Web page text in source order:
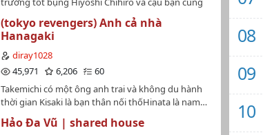
thì hên xui)BẢN EDIT CHỈ ĐƯỢC ĐĂNG DUY NHẤT
TRÊN WATTPAD, ĐỪNG MANG ĐI ĐÂU KHI CHƯA CÓ
SỰ CHO PHÉP CỦA EDITOR!!!…
trong sự vui vẻ. Có gì mong mọi người góp ý để
chỉnh sửa. Lưu ý: truyện chỉ viết và đăng ở Wattpad
vui lòng không mang đi nơi khácTên cũ: Liệu Chúng
Ta Có Thể Bên Nhau Lần NữaTên mới: Quay lại.....?
Bên nhau?…
lớp xấu tính Kisaragi Haruka...----------------------Thể
loại: Shoujo, School Life, RomanceTác giả: Mizuki
SoraNguồn truyện: Blogtruyen.com--------------…
(tokyo revengers) Anh cả nhà
Hanagaki
diray1028
45,971
6,206
60
Takemichi có một ông anh trai và không du hành
thời gian Kisaki là bạn thân nối thốHinata là nam…
Hảo Đa Vũ | shared house